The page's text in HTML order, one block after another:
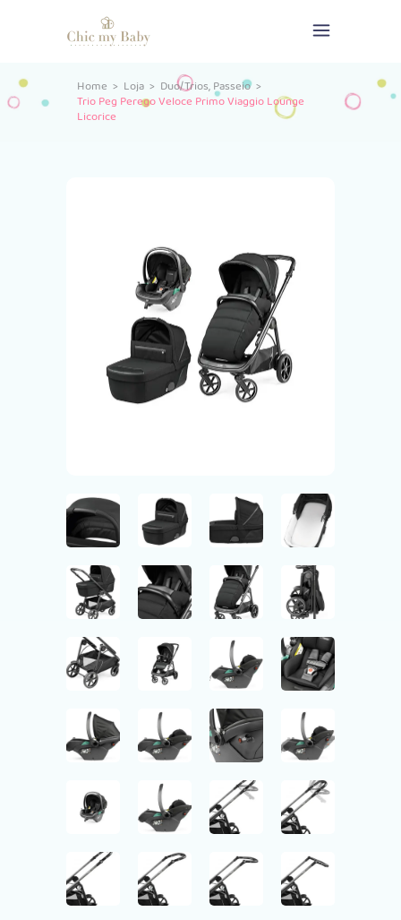
Home > Loja > Duo/Trios,Passeio>
Trio Peg Perego Veloce Primo Viaggio Lounge
Licorice